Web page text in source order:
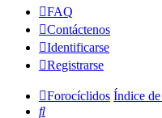
FAQ
Contáctenos
Identificarse
Registrarse
Forocíclidos Índice
Buscar